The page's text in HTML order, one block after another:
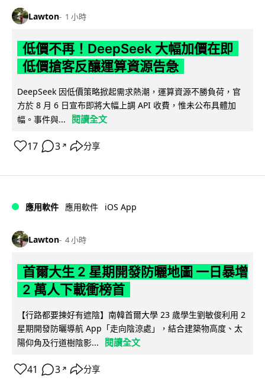
Lawton 1 小時
低價不再！DeepSeek 大幅加價在即
低價搶客反釀運算資源告急
DeepSeek 因低價策略掀起需求熱潮，運算資源不勝負荷，官
方於 8 月 6 日宣布即將大幅上調 API 收費，惟未公布具體加
幅。事件與...
閱讀全文
17 3 ↗ 分享
應用軟件 應用軟件 iOS App
Lawton 4 小時
首爾大生 2 星期開發防曬地圖 一日暴增
2 萬人下載衝榜首
【行路都要揀好有遮陰】南韓首爾大學 23 歲學生劉敏俊利用 2
星期開發防曬導航 App「走向陰涼處」，結合建築物高度、太
陽仰角及行道樹陰影...
閱讀全文
41 3 ↗ 分享